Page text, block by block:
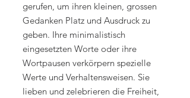
gerufen, um ihren kleinen, grossen
Gedanken Platz und Ausdruck zu
geben. Ihre minimalistisch
eingesetzten Worte oder ihre
Wortpausen verkörpern spezielle
Werte und Verhaltensweisen. Sie
lieben und zelebrieren die Freiheit,